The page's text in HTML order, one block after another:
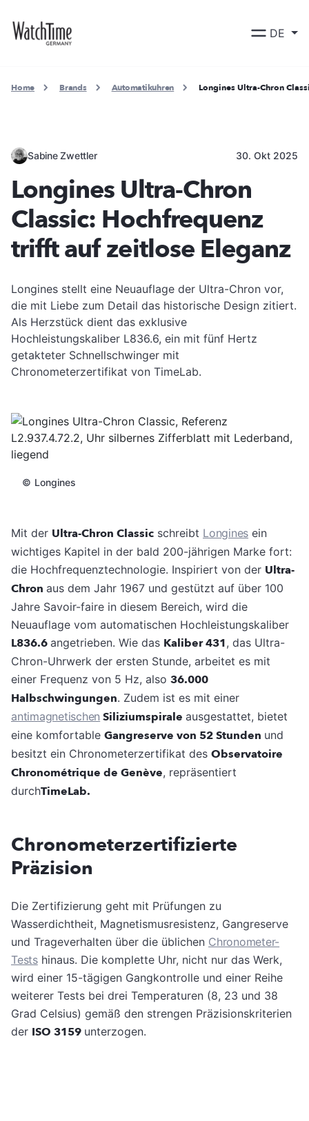
DE
Home Brands Automatikuhren Longines Ultra-Chron
Sabine Zwettler 30. Okt 2025
Longines Ultra-Chron
Classic: Hochfrequenz
trifft auf zeitlose Eleganz
Longines stellt eine Neuauflage der Ultra-Chron vor,
die mit Liebe zum Detail das historische Design zitiert.
Als Herzstück dient das exklusive
Hochleistungskaliber L836.6, ein mit fünf Hertz
getakteter Schnellschwinger mit
Chronometerzertifikat von TimeLab.
© Longines
Mit der Ultra-Chron Classic schreibt Longines ein
wichtiges Kapitel in der bald 200-jährigen Marke fort:
die Hochfrequenztechnologie. Inspiriert von der Ultra-
Chron aus dem Jahr 1967 und gestützt auf über 100
Jahre Savoir-faire in diesem Bereich, wird die
Neuauflage vom automatischen Hochleistungskaliber
L836.6 angetrieben. Wie das Kaliber 431, das Ultra-
Chron-Uhrwerk der ersten Stunde, arbeitet es mit
einer Frequenz von 5 Hz, also 36.000
Halbschwingungen. Zudem ist es mit einer
antimagnetischen Siliziumspiraleausgestattet, bietet
eine komfortable Gangreserve von 52 Stunden und
besitzt ein Chronometerzertifikat des Observatoire
Chronométrique de Genève, repräsentiert
durchTimeLab.
Chronometerzertifizierte
Präzision
Die Zertifizierung geht mit Prüfungen zu
Wasserdichtheit, Magnetismusresistenz, Gangreserve
und Trageverhalten über die üblichen Chronometer-
Testshinaus. Die komplette Uhr, nicht nur das Werk,
wird einer 15-tägigen Gangkontrolle und einer Reihe
weiterer Tests bei drei Temperaturen (8, 23 und 38
Grad Celsius) gemäß den strengen Präzisionskriterien
der ISO 3159 unterzogen.